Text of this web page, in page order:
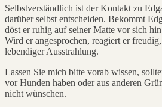
Selbstverständlich ist der Kontakt zu
darüber selbst entscheiden. Bekommt
döst er ruhig auf seiner Matte vor sich
Wird er angesprochen, reagiert er
lebendiger Ausstrahlung.
Lassen Sie mich bitte vorab wissen,
vor Hunden haben oder aus anderen
nicht wünschen.